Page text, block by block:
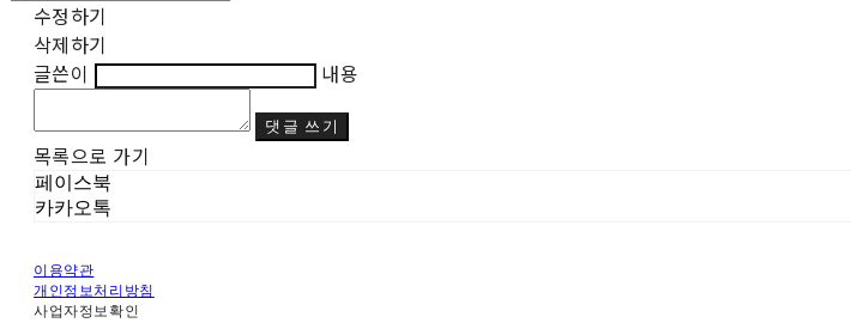
수정하기
삭제하기
글쓴이
내용
댓글 쓰기
목록으로 가기
페이스북
카카오톡
이용약관
개인정보처리방침
사업자정보확인